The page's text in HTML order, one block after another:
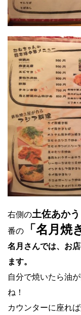
右側の土佐あか
番の
「名月焼
名月さんでは、お
ます。
自分で焼いたら油
ね！
カウンターに座れ